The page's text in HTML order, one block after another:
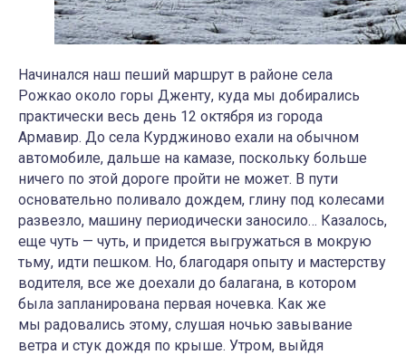
Начинался наш пеший маршрут в районе села
Рожкао около горы Дженту, куда мы добирались
практически весь день 12 октября из города
Армавир. До села Курджиново ехали на обычном
автомобиле, дальше на камазе, поскольку больше
ничего по этой дороге пройти не может. В пути
основательно поливало дождем, глину под колесами
развезло, машину периодически заносило… Казалось,
еще чуть — чуть, и придется выгружаться в мокрую
тьму, идти пешком. Но, благодаря опыту и мастерству
водителя, все же доехали до балагана, в котором
была запланирована первая ночевка. Как же
мы радовались этому, слушая ночью завывание
ветра и стук дождя по крыше. Утром, выйдя